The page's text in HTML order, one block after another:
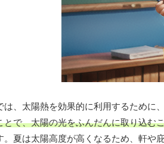
、太陽熱を効果的に利用するために
とで、太陽の光をふんだんに取り込む
。夏は太陽高度が高くなるため、軒や